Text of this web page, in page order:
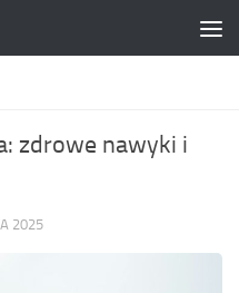
zdrowe nawyki i
2025